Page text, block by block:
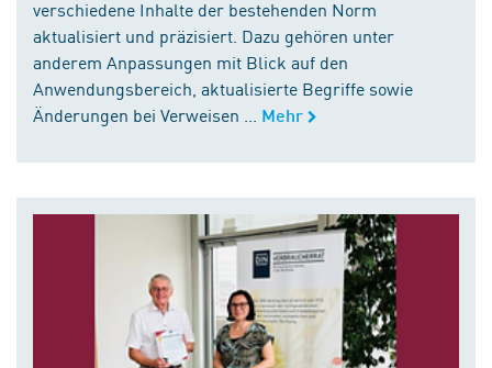
verschiedene Inhalte der bestehenden Norm
aktualisiert und präzisiert. Dazu gehören unter
anderem Anpassungen mit Blick auf den
Anwendungsbereich, aktualisierte Begriffe sowie
Änderungen bei Verweisen ...
Mehr